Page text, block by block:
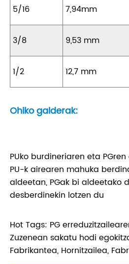
5/16 7,94mm
3/8
9,53 mm
1/2
12,7 mm
Ohiko galderak:
PUko burdineriaren eta
PU-k airearen mahuka
aldeetan, PGak bi aldeetako
desberdinekin lotzen du
Hot Tags: PG
Zuzenean sakatu hodi
Fabrikantea, Hornitzailea,